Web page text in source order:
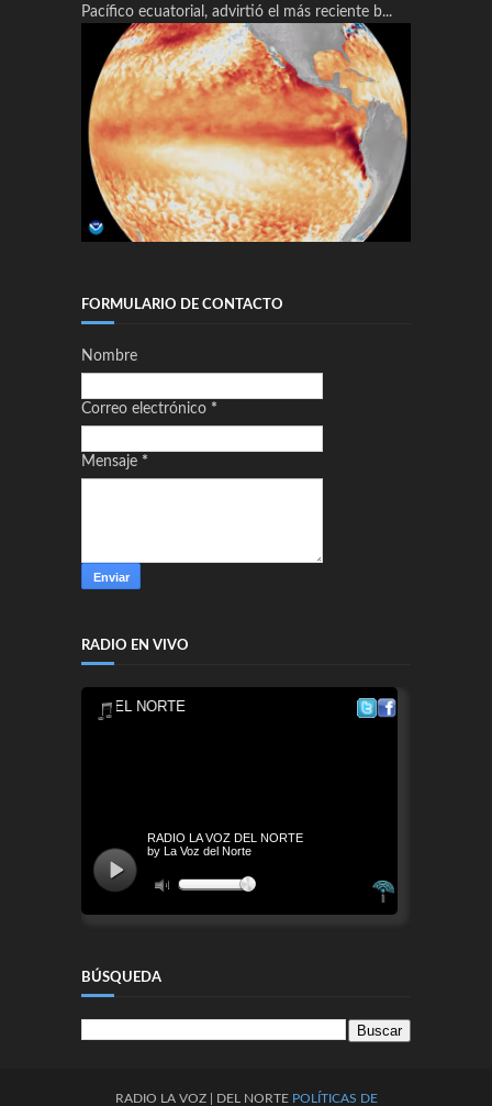
Pacífico ecuatorial, advirtió el más reciente b...
FORMULARIO DE CONTACTO
Nombre
Correo electrónico *
Mensaje *
RADIO EN VIVO
BÚSQUEDA
RADIO LA VOZ| DEL NORTE POLÍTICAS DE